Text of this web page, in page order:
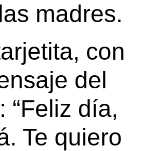
madres.
con
del
“Feliz día,
Te quiero